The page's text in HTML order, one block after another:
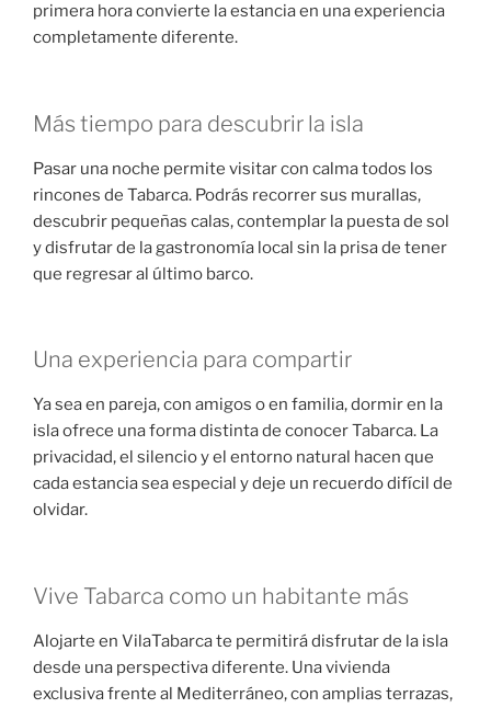
primera hora convierte la estancia en una experiencia
completamente diferente.
Más tiempo para descubrir la isla
Pasar una noche permite visitar con calma todos los
rincones de Tabarca. Podrás recorrer sus murallas,
descubrir pequeñas calas, contemplar la puesta de sol
y disfrutar de la gastronomía local sin la prisa de tener
que regresar al último barco.
Una experiencia para compartir
Ya sea en pareja, con amigos o en familia, dormir en la
isla ofrece una forma distinta de conocer Tabarca. La
privacidad, el silencio y el entorno natural hacen que
cada estancia sea especial y deje un recuerdo difícil de
olvidar.
Vive Tabarca como un habitante más
Alojarte en VilaTabarca te permitirá disfrutar de la isla
desde una perspectiva diferente. Una vivienda
exclusiva frente al Mediterráneo, con amplias terrazas,